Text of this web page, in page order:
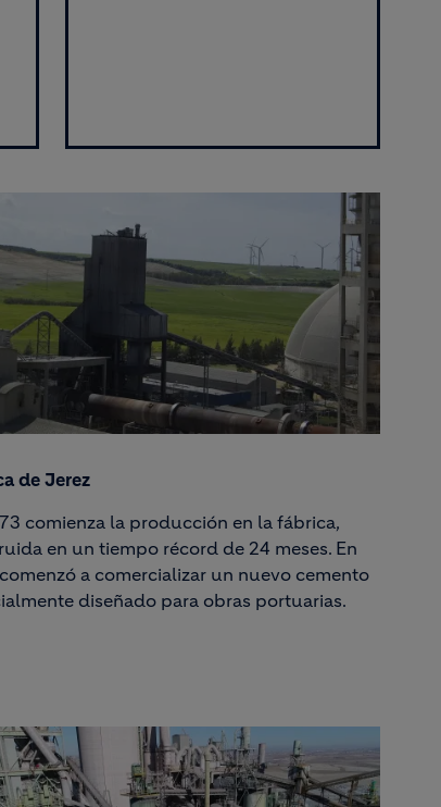
de Jerez
comienza la producción en la fábrica,
en un tiempo récord de 24 meses. En
a comercializar un nuevo cemento
diseñado para obras portuarias.